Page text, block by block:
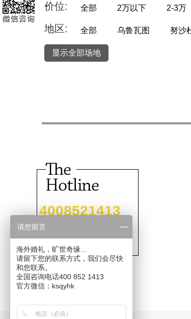
价位: 全部 2万以下 2-3万
地区: 全部 乌鲁瓦图 努沙
显示全部场地
4008521413
请您留言
海外婚礼，旷世奇缘...
请留下您的联系方式，我们会尽快
和您联系。
全国咨询电话400 852 1413
官方微信：ksqyhk